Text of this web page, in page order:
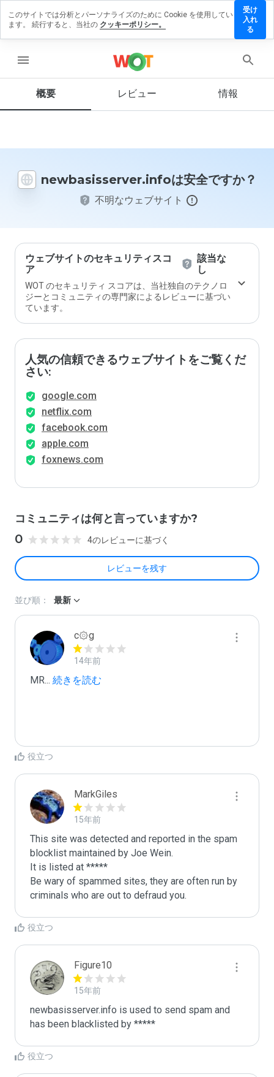
menu
概要 レビュー 情報
newbasisserver.infoは安全ですか？
不明なウェブサイト
ウェブサイトのセキュリティスコ
ア
該当な
し
WOT のセキュリティ スコアは、当社独自のテクノロ
ジーとコミュニティの専門家によるレビューに基づい
ています。
人気の信頼できるウェブサイトをご覧くだ
さい:
google.com
netflix.com
facebook.com
apple.com
foxnews.com
コミュニティは何と言っていますか?
0 4のレビューに基づく
レビューを残す
ーを残す
ウェ
を1
5の
で、
ます
か？
並び順： 最新
c۞g
14年前
MR... 続きを読む
役立つ
MarkGiles
15年前
This site was detected and reported in the spam
blocklist maintained by Joe Wein.
It is listed at *****
Be wary of spammed sites, they are often run by
criminals who are out to defraud you.
役立つ
Figure10
15年前
newbasisserver.info is used to send spam and
has been blacklisted by *****
役立つ
このサイトでは分析とパーソナライズのために Cookie を使用してい
ます。 続行すると、当社の クッキーポリシー。
受け
入れ
る